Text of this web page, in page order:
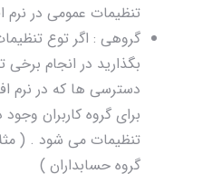
تنظیمات عمومی در نرم
گروهی : اگر توع
بگذارید در انجام
دسترسی ها که در نرم
برای گروه کاربران
تنظیمات می شود . (
گروه حسابداران )